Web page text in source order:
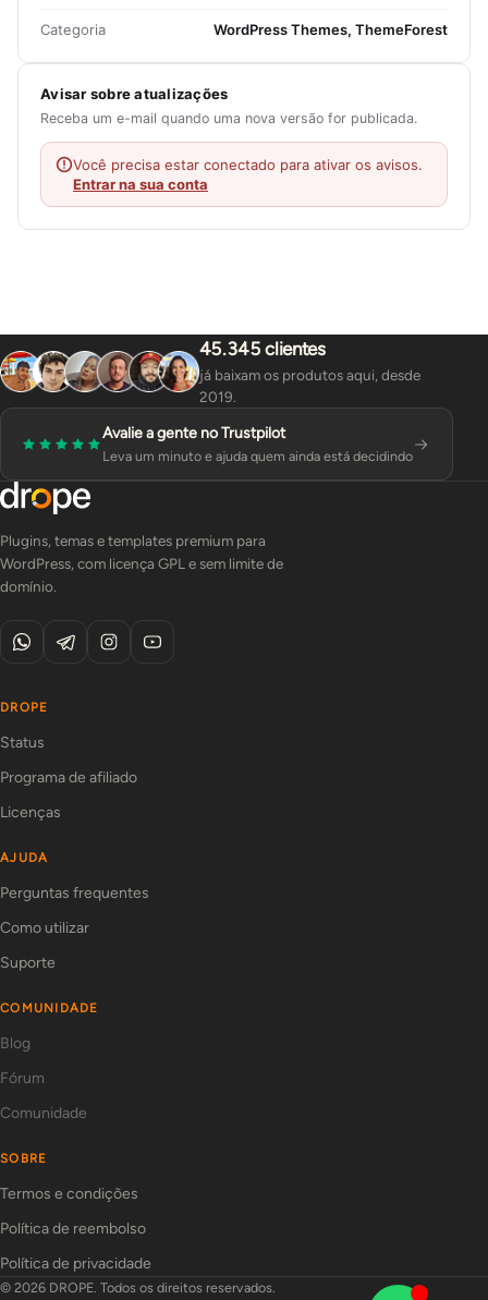
Categoria WordPress Themes, ThemeForest
Avisar sobre atualizações
Receba um e-mail quando uma nova versão for publicada.
Você precisa estar conectado para ativar os avisos.
Entrar na sua conta
45.345 clientes
já baixam os produtos aqui, desde
2019.
Avalie a gente no Trustpilot
Leva um minuto e ajuda quem ainda está decidindo
Plugins, temas e templates premium para
WordPress, com licença GPL e sem limite de
domínio.
DROPE
Status
Programa de afiliado
Licenças
AJUDA
Perguntas frequentes
Como utilizar
Suporte
COMUNIDADE
Blog
Fórum
Comunidade
SOBRE
Termos e condições
Política de reembolso
Política de privacidade
© 2026 DROPE. Todos os direitos reservados.